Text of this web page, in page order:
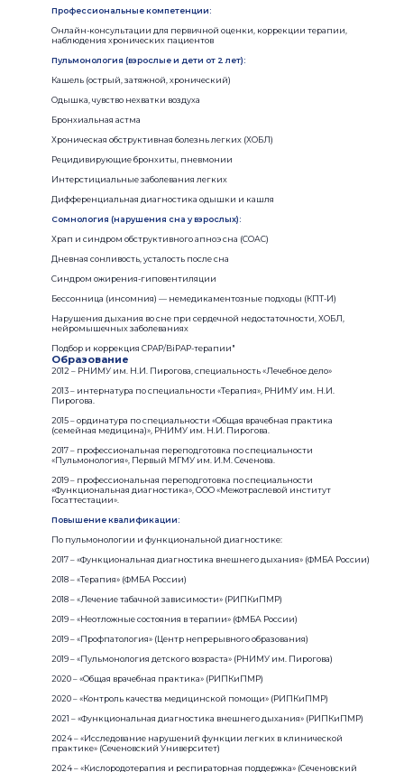
Профессиональные компетенции:
Онлайн-консультации для первичной оценки, коррекции терапии,
наблюдения хронических пациентов
Пульмонология (взрослые и дети от 2 лет):
Кашель (острый, затяжной, хронический)
Одышка, чувство нехватки воздуха
Бронхиальная астма
Хроническая обструктивная болезнь легких (ХОБЛ)
Рецидивирующие бронхиты, пневмонии
Интерстициальные заболевания легких
Дифференциальная диагностика одышки и кашля
Сомнология (нарушения сна у взрослых):
Храп и синдром обструктивного апноэ сна (СОАС)
Дневная сонливость, усталость после сна
Синдром ожирения-гиповентиляции
Бессонница (инсомния) — немедикаментозные подходы (КПТ-И)
Нарушения дыхания во сне при сердечной недостаточности, ХОБЛ,
нейромышечных заболеваниях
Подбор и коррекция CPAP/BiPAP-терапии"
Образование
2012 – РНИМУ им. Н.И. Пирогова, специальность «Лечебное дело»
2013 – интернатура по специальности «Терапия», РНИМУ им. Н.И.
Пирогова.
2015 – ординатура по специальности «Общая врачебная практика
(семейная медицина)», РНИМУ им. Н.И. Пирогова.
2017 – профессиональная переподготовка по специальности
«Пульмонология», Первый МГМУ им. И.М. Сеченова.
2019 – профессиональная переподготовка по специальности
«Функциональная диагностика», ООО «Межотраслевой институт
Госаттестации».
Повышение квалификации:
По пульмонологии и функциональной диагностике:
2017 – «Функциональная диагностика внешнего дыхания» (ФМБА России)
2018 – «Терапия» (ФМБА России)
2018 – «Лечение табачной зависимости» (РИПКиПМР)
2019 – «Неотложные состояния в терапии» (ФМБА России)
2019 – «Профпатология» (Центр непрерывного образования)
2019 – «Пульмонология детского возраста» (РНИМУ им. Пирогова)
2020 – «Общая врачебная практика» (РИПКиПМР)
2020 – «Контроль качества медицинской помощи» (РИПКиПМР)
2021 – «Функциональная диагностика внешнего дыхания» (РИПКиПМР)
2024 – «Исследование нарушений функции легких в клинической
практике» (Сеченовский Университет)
2024 – «Кислородотерапия и респираторная поддержка» (Сеченовский